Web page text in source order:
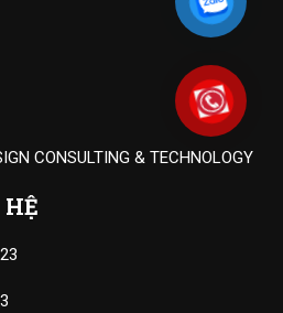
CONSULTING & TECHNOLOGY